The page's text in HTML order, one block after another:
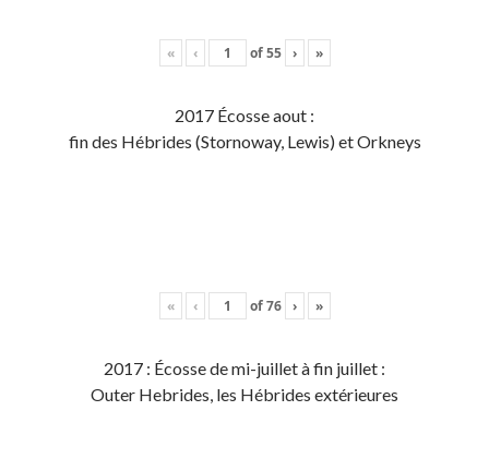
« ‹ of55 › »
2017 Écosse aout :
fin des Hébrides (Stornoway, Lewis) et Orkneys
« ‹ of76 › »
2017 : Écosse de mi-juillet à fin juillet :
Outer Hebrides, les Hébrides extérieures